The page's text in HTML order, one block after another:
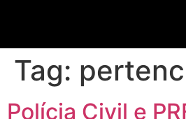
Tag:
Polícia Civil e